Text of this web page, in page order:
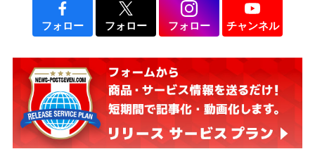
フォロー フォロー フォロー チャンネル